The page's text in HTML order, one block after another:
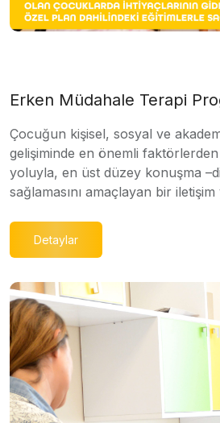
Erken Müdahale Terapi
Çocuğun kişisel, sosyal ve
gelişiminde en önemli
yoluyla, en üst düzey konuşma
sağlamasını amaçlayan bir
Detaylar